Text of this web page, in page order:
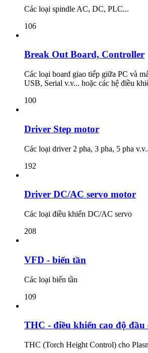
Các loại spindle AC, DC, PLC...
106
Break Out Board, Controller
Các loại board giao tiếp giữa PC và
USB, Serial v.v... hoặc các hệ điều
100
Driver Step motor
Các loại driver 2 pha, 3 pha, 5 pha
192
Driver DC/AC servo motor
Các loại điều khiển DC/AC servo
208
VFD - biến tần
Các loại biến tần
109
THC - điều khiển cao độ đầu
THC (Torch Height Control) cho